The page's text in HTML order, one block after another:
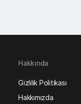
Hakkında
Gizlilik Politikası
Hakkımızda